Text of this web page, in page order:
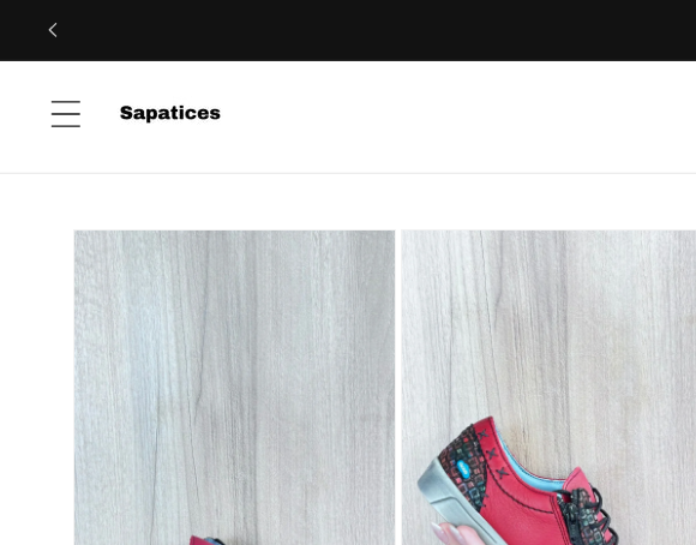
para o
conteúdo
Saltar para
a
informação
do produto